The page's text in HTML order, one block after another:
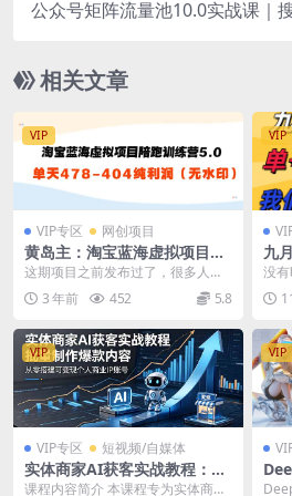
公众号矩阵流量池10.0实战课｜
现全体系教程
相关文章
VIP
VIP专区 网创项目
黄岛主：淘宝蓝海虚拟项目陪
跑训练营5.0：单天478纯利润
（无水印）
这期项目之前发布过了，很多人找
不到，所以重新发一下，这次发的
没有水印版本 课程大...
3 年前 452 5.8
VIP
九
成
钱
没
复
支付
VIP
VIP专区 短视频/自媒体
实体商家AI获客实战教程：批
量制作爆款内容，从零搭建可
课程内容简介 本课程专为实体商家
VIP
最